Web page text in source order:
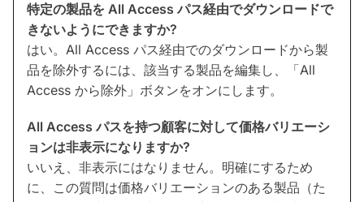
特定の製品を All Access パス経由でダウンロードで
きないようにできますか?
はい。All Access パス経由でのダウンロードから製
品を除外するには、該当する製品を編集し、「All
Access から除外」ボタンをオンにします。
All Access パスを持つ顧客に対して価格バリエーシ
ョンは非表示になりますか?
いいえ、非表示にはなりません。明確にするため
に、この質問は価格バリエーションのある製品（た